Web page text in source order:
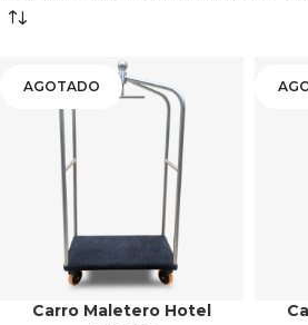
AGOTADO
Carro Maletero Hotel